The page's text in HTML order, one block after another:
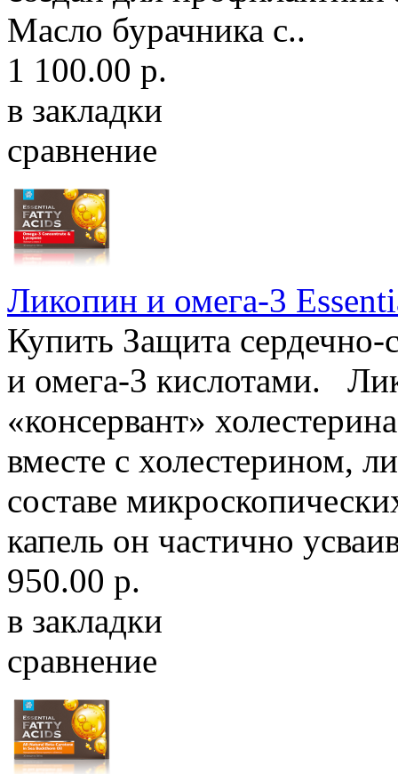
Масло бурачника с..
1 100.00 р.
в закладки
сравнение
Ликопин и омега-3
Купить Защита
и омега-3 кислотами.
«консервант»
вместе с холестерином,
составе
капель он частично
950.00 р.
в закладки
сравнение